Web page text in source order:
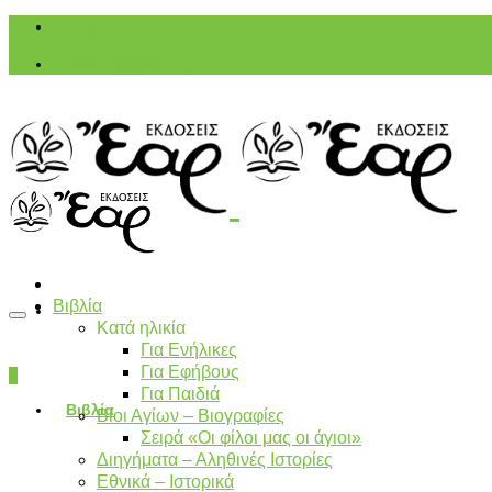
Βιβλία
Βιβλία
Κατά ηλικία
Για Ενήλικες
Για Εφήβους
Για Παιδιά
Βίοι Αγίων – Βιογραφίες
Σειρά «Οι φίλοι μας οι άγιοι»
Διηγήματα – Αληθινές Ιστορίες
Εθνικά – Ιστορικά